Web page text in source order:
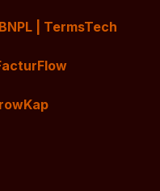
| TermsTech